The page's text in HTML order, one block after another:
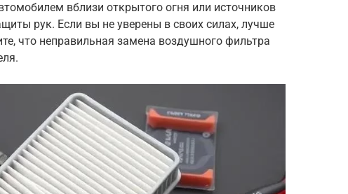
вблизи открытого огня или источников
рук. Если вы не уверены в своих силах, лучше
что неправильная замена воздушного фильтра